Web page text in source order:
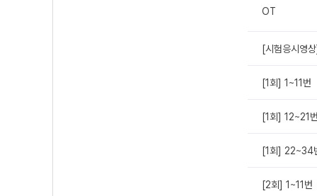
OT
[시험응시영
[1회] 1~11번
[1회] 12~21
[1회] 22~34
[2회] 1~11번